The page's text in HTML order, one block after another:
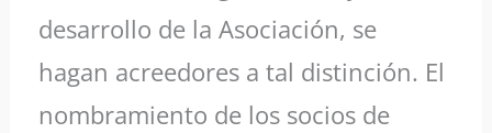
desarrollo de la Asociación, se
hagan acreedores a tal distinción. El
nombramiento de los socios de